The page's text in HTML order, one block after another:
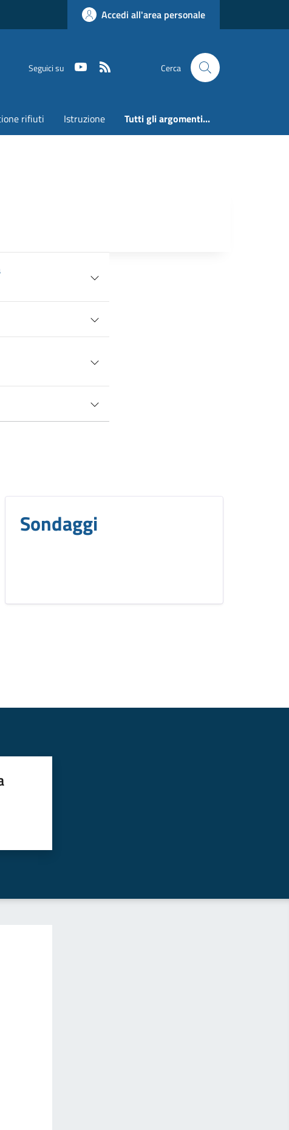
Accedi all'area personale
Seguici su Youtube Cerca
rifiuti Istruzione Tutti gli argomenti...
Sondaggi